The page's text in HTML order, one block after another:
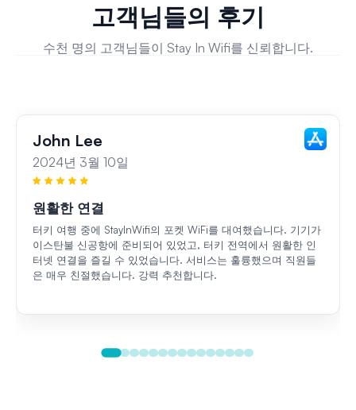
고객님들의 후기
수천 명의 고객님들이 Stay In Wifi를 신뢰합니다.
John Lee
2024년 3월 10일
원활한 연결
터키 여행 중에 StayInWifi의 포켓 WiFi를 대여했습니다. 기기가
이스탄불 신공항에 준비되어 있었고, 터키 전역에서 원활한 인
터넷 연결을 즐길 수 있었습니다. 서비스는 훌륭했으며 직원들
은 매우 친절했습니다. 강력 추천합니다.